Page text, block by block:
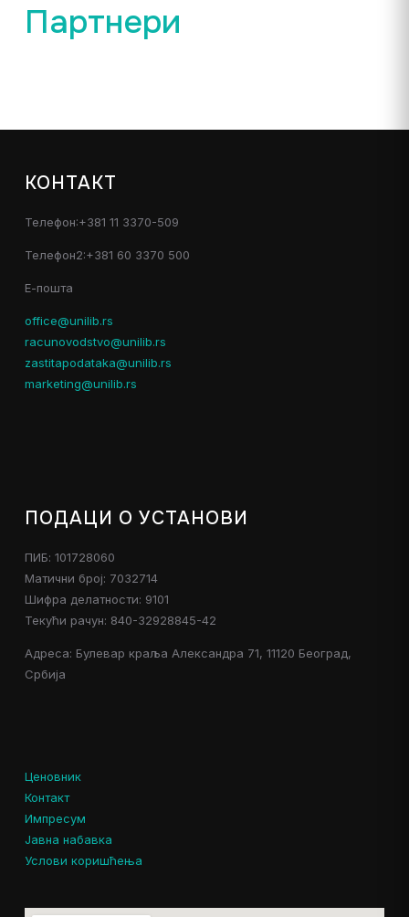
Партнери
КОНТАКТ
Телефон:+381 11 3370-509
Телефон2:+381 60 3370 500
Е-пошта
office@unilib.rs
racunovodstvo@unilib.rs
zastitapodataka@unilib.rs
marketing@unilib.rs
ПОДАЦИ О УСТАНОВИ
ПИБ: 101728060
Матични број: 7032714
Шифра делатности: 9101
Текући рачун: 840-32928845-42
Адреса: Булевар краља Александра 71, 11120 Београд,
Србија
Ценовник
Контакт
Импресум
Јавна набавка
Услови коришћења